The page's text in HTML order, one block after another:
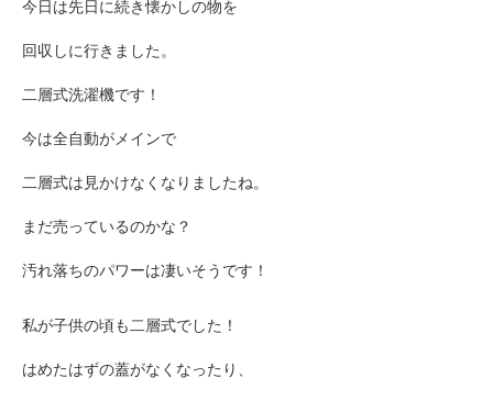
今日は先日に続き懐かしの物を
回収しに行きました。
二層式洗濯機です！
今は全自動がメインで
二層式は見かけなくなりましたね。
まだ売っているのかな？
汚れ落ちのパワーは凄いそうです！
私が子供の頃も二層式でした！
はめたはずの蓋がなくなったり、